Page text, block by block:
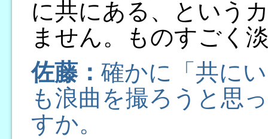
に共にある、という
ません。ものすごく
佐藤： 確かに「共に
も浪曲を撮ろうと思
すか。